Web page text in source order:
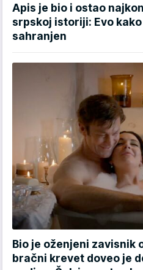
Apis je bio i ostao
srpskoj istoriji: Evo
sahranjen
Bio je oženjeni zavisnik
bračni krevet doveo je